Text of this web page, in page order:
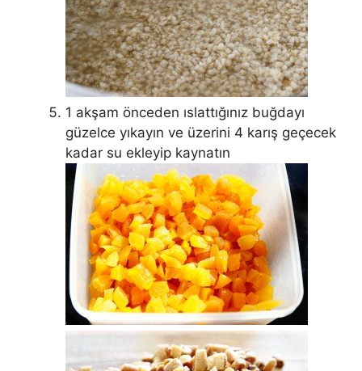
1 akşam önceden ıslattığınız buğdayı
güzelce yıkayın ve üzerini 4 karış geçecek
kadar su ekleyip kaynatın